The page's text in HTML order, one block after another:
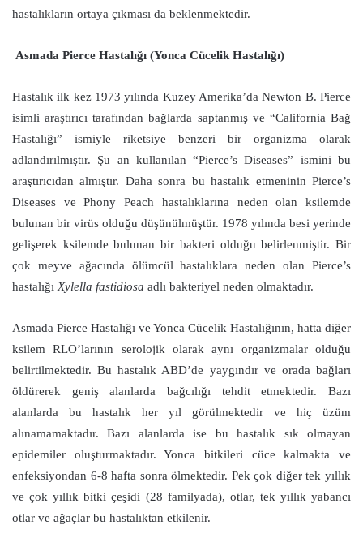
hastalıkların ortaya çıkması da beklenmektedir.
Asmada Pierce Hastalığı (Yonca Cücelik Hastalığı)
Hastalık ilk kez 1973 yılında Kuzey Amerika’da Newton B. Pierce
isimli araştırıcı tarafından bağlarda saptanmış ve “California Bağ
Hastalığı” ismiyle riketsiye benzeri bir organizma olarak
adlandırılmıştır. Şu an kullanılan “Pierce’s Diseases” ismini bu
araştırıcıdan almıştır. Daha sonra bu hastalık etmeninin Pierce’s
Diseases ve Phony Peach hastalıklarına neden olan ksilemde
bulunan bir virüs olduğu düşünülmüştür. 1978 yılında besi yerinde
gelişerek ksilemde bulunan bir bakteri olduğu belirlenmiştir. Bir
çok meyve ağacında ölümcül hastalıklara neden olan Pierce’s
hastalığı Xylella fastidiosa adlı bakteriyel neden olmaktadır.
Asmada Pierce Hastalığı ve Yonca Cücelik Hastalığının, hatta diğer
ksilem RLO’larının serolojik olarak aynı organizmalar olduğu
belirtilmektedir. Bu hastalık ABD’de yaygındır ve orada bağları
öldürerek geniş alanlarda bağcılığı tehdit etmektedir. Bazı
alanlarda bu hastalık her yıl görülmektedir ve hiç üzüm
alınamamaktadır. Bazı alanlarda ise bu hastalık sık olmayan
epidemiler oluşturmaktadır. Yonca bitkileri cüce kalmakta ve
enfeksiyondan 6-8 hafta sonra ölmektedir. Pek çok diğer tek yıllık
ve çok yıllık bitki çeşidi (28 familyada), otlar, tek yıllık yabancı
otlar ve ağaçlar bu hastalıktan etkilenir.